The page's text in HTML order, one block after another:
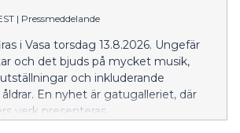
| Pressmeddelande
i Vasa torsdag 13.8.2026. Ungefär
och det bjuds på mycket musik,
och inkluderande
En nyhet är gatugalleriet, där
verk presenteras.